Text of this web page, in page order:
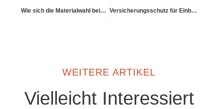
Wie sich die Materialwahl beim Dach (z. B. Schiefer vs. Bitumen) auswirkt Versicherungsschutz für Einbruch
WEITERE ARTIKEL
Vielleicht Interessiert